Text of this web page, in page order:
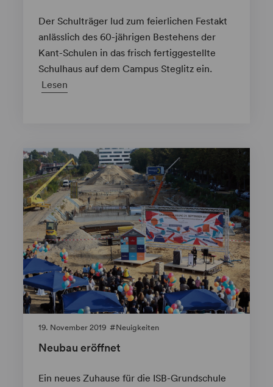
Der Schulträger lud zum feierlichen Festakt
anlässlich des 60-jährigen Bestehens der
Kant-Schulen in das frisch fertiggestellte
Schulhaus auf dem Campus Steglitz ein.
Lesen
19. November 2019 Neuigkeiten
Neubau eröffnet
Ein neues Zuhause für die ISB-Grundschule